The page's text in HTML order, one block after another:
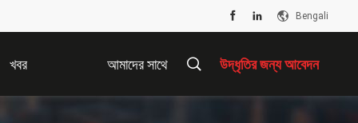
Bengali
খবর আমাদের সাথে উদ্ধৃতির জন্য আবেদন